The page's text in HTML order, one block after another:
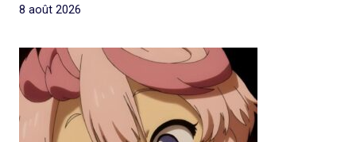
8 août 2026